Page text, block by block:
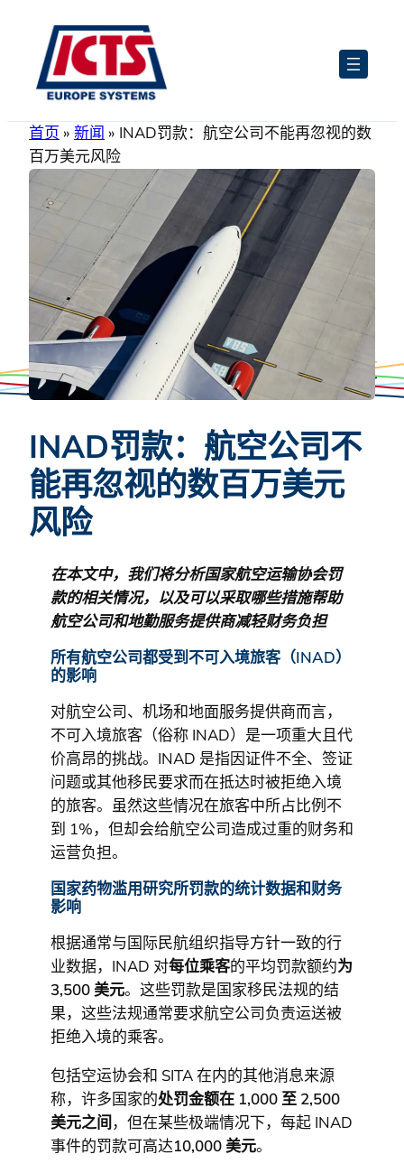
首页 » 新闻 » INAD罚款：航空公司不能再忽视的数
百万美元风险
INAD罚款：航空公司不
能再忽视的数百万美元
风险
在本文中，我们将分析国家航空运输协会罚
款的相关情况，以及可以采取哪些措施帮助
航空公司和地勤服务提供商减轻财务负担
所有航空公司都受到不可入境旅客（INAD）
的影响
对航空公司、机场和地面服务提供商而言，
不可入境旅客（俗称 INAD）是一项重大且代
价高昂的挑战。INAD 是指因证件不全、签证
问题或其他移民要求而在抵达时被拒绝入境
的旅客。虽然这些情况在旅客中所占比例不
到 1%，但却会给航空公司造成过重的财务和
运营负担。
国家药物滥用研究所罚款的统计数据和财务
影响
根据通常与国际民航组织指导方针一致的行
业数据，INAD 对每位乘客的平均罚款额约为
3,500 美元。这些罚款是国家移民法规的结
果，这些法规通常要求航空公司负责运送被
拒绝入境的乘客。
包括空运协会和 SITA 在内的其他消息来源
称，许多国家的处罚金额在 1,000 至 2,500
美元之间 ，但在某些极端情况下，每起 INAD
事件的罚款可高达10,000 美元。